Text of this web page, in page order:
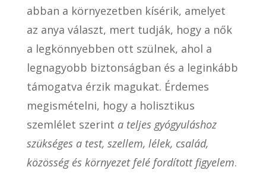
abban a környezetben kísérik, amelyet
az anya választ, mert tudják, hogy a nők
a legkönnyebben ott szülnek, ahol a
legnagyobb biztonságban és a leginkább
támogatva érzik magukat. Érdemes
megismételni, hogy a holisztikus
szemlélet szerint a teljes gyógyuláshoz
szükséges a test, szellem, lélek, család,
közösség és környezet felé fordított figyelem.